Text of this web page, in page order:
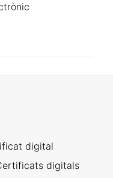
digital
digitals